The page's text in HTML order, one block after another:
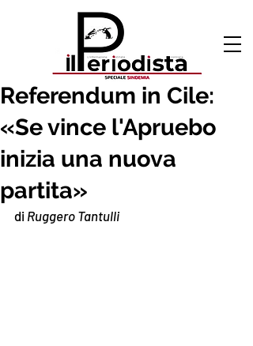
Referendum in Cile:
«Se vince l'Apruebo
inizia una nuova
partita»
di Ruggero Tantulli